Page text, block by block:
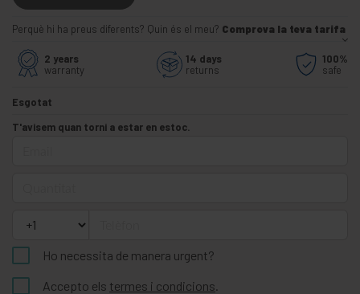
Perquè hi ha preus diferents? Quin és el meu? Comprova la teva tarifa
2 years
warranty
14 days
returns
100%
safe
Esgotat
T'avisem quan torni a estar en estoc.
Ho necessita de manera urgent?
Accepto els termes i condicions.